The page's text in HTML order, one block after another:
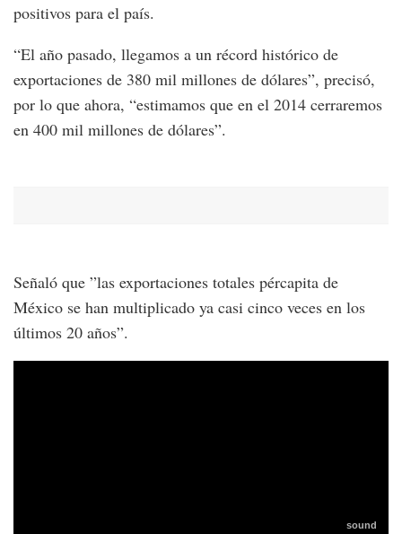
positivos para el país.
“El año pasado, llegamos a un récord histórico de
exportaciones de 380 mil millones de dólares”, precisó,
por lo que ahora, “estimamos que en el 2014 cerraremos
en 400 mil millones de dólares”.
Señaló que ”las exportaciones totales pércapita de
México se han multiplicado ya casi cinco veces en los
últimos 20 años”.